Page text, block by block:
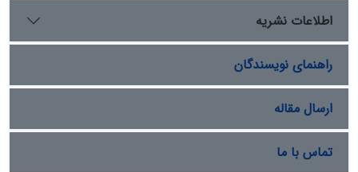
اطلاعات نشریه
راهنمای نویسندگان
ارسال مقاله
تماس با ما